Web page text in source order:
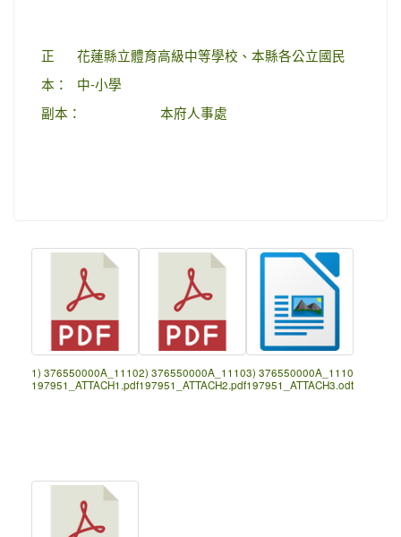
正
本：
花蓮縣立體育高級中等學校、本縣各公立國民
中-小學
副本：
本府人事處
1) 376550000A_1110
197951_ATTACH1.pdf
2) 376550000A_1110
197951_ATTACH2.pdf
3) 376550000A_1110
197951_ATTACH3.odt